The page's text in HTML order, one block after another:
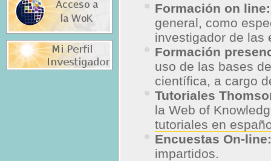
Formación on line:
general, como
investigador de las
Formación
uso de las bases
científica, a cargo
Tutoriales
la Web of
tutoriales en
Encuestas On-line:
impartidos.